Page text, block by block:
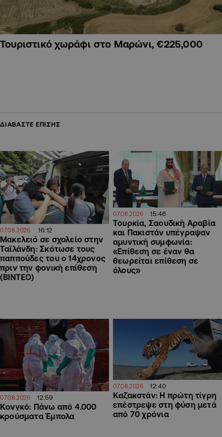
Τουριστικό χωράφι στο Μαρώνι, €225,000
ΔΙΑΒΑΣΤΕ ΕΠΙΣΗΣ
07.08.2026 16:12
Μακελειό σε σχολείο στην
Ταϊλάνδη: Σκότωσε τους
παππούδες του ο 14χρονος
πριν την φονική επίθεση
(ΒΙΝΤΕΟ)
07.08.2026 15:46
Τουρκία, Σαουδική Αραβία
και Πακιστάν υπέγραψαν
αμυντική συμφωνία:
«Επίθεση σε έναν θα
θεωρείται επίθεση σε
όλους»
07.08.2026 12:59
Κονγκό: Πάνω από 4.000
κρούσματα Έμπολα
07.08.2026 12:40
Καζακστάν: Η πρώτη τίγρη
επέστρεψε στη φύση μετά
από 70 χρόνια